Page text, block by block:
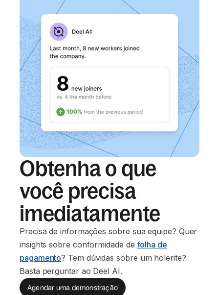
Obtenha o que
você precisa
imediatamente
Precisa de informações sobre sua equipe? Quer
insights sobre conformidade de folha de
pagamento? Tem dúvidas sobre um holerite?
Basta perguntar ao Deel AI.
Agendar uma demonstração